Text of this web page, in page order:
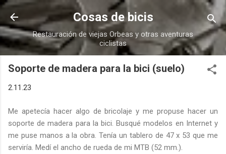
Ir al contenido principal
Cosas de bicis
Restauración de viejas Orbeas y otras aventuras
ciclistas
Soporte de madera para la bici (suelo)
2.11.23
Me apetecía hacer algo de bricolaje y me propuse hacer un
soporte de madera para la bici. Busqué modelos en Internet y
me puse manos a la obra. Tenía un tablero de 47 x 53 que me
serviría. Medí el ancho de rueda de mi MTB (52 mm.).